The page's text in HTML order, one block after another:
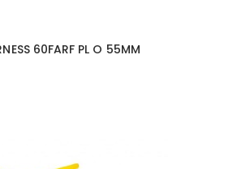
60FARF PL O 55MM